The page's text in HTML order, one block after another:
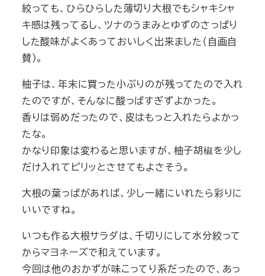
絞っても、ひらひらした薄切り大根でもシャキシャ
キ感は残ってるし、ツナのうまみとゆずのさっぱり
した酸味がよくあっておいしく出来ました（自画自
賛）。
柚子は、年末に買った小ぶりのが残ってたので入れ
たのですが、そんなに酸っぱすぎずよかった。
香りは弱めだったので、皮はもっと入れたらよかっ
たな。
かなり印象は変わると思いますが、柚子胡椒を少し
だけ入れてピリッとさせてもよさそう。
大根の葉っぱがあれば、少し一緒にいれたら彩りに
いいですね。
いつも作る大根サラダは、千切りにして水分絞って
からマヨネーズで和えています。
今回は他のおかずが味こってり系だったので、あっ